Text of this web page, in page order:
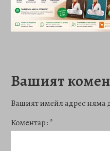
Вашият
Вашият имейл адрес няма
Коментар: *